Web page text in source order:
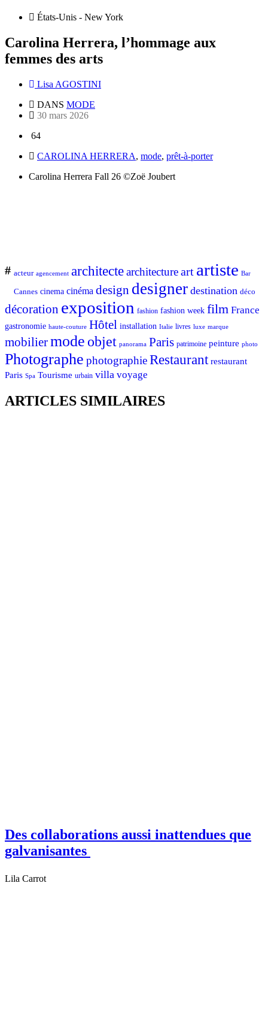
États-Unis - New York
Carolina Herrera, l’hommage aux
femmes des arts
Lisa AGOSTINI
DANS MODE
30 mars 2026
64
CAROLINA HERRERA, mode, prêt-à-porter
Carolina Herrera Fall 26 ©Zoë Joubert
# acteur agencement architectearchitectureart artiste Bar
Cannes cinema cinéma design designer destination déco
décoration exposition fashion fashion week film France
gastronomie haute-couture Hôtel installation Italie livres luxe marque
mobiliermode objet panorama Paris patrimoine peinture photo
Photographe photographieRestaurant restaurant
Paris Spa Tourisme urbain villa voyage
ARTICLES SIMILAIRES
Des collaborations aussi inattendues que
galvanisantes
Lila Carrot